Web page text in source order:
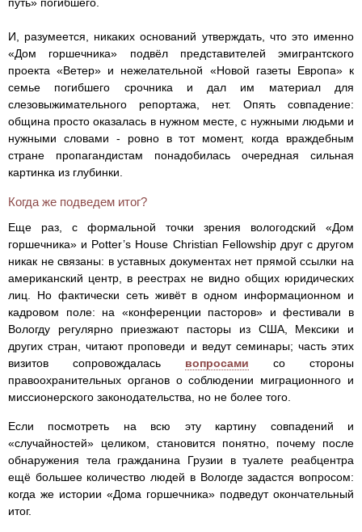
И, разумеется, никаких оснований утверждать, что это именно
«Дом горшечника» подвёл представителей эмигрантского
проекта «Ветер» и нежелательной «Новой газеты Европа» к
семье погибшего срочника и дал им материал для
слезовыжимательного репортажа, нет. Опять совпадение:
община просто оказалась в нужном месте, с нужными людьми и
нужными словами - ровно в тот момент, когда враждебным
стране пропагандистам понадобилась очередная сильная
картинка из глубинки.
Когда же подведем итог?
Еще раз, с формальной точки зрения вологодский «Дом
горшечника» и Potter’s House Christian Fellowship друг с другом
никак не связаны: в уставных документах нет прямой ссылки на
американский центр, в реестрах не видно общих юридических
лиц. Но фактически сеть живёт в одном информационном и
кадровом поле: на «конференции пасторов» и фестивали в
Вологду регулярно приезжают пасторы из США, Мексики и
других стран, читают проповеди и ведут семинары; часть этих
визитов сопровождалась вопросами со стороны
правоохранительных органов о соблюдении миграционного и
миссионерского законодательства, но не более того.
Если посмотреть на всю эту картину совпадений и
«случайностей» целиком, становится понятно, почему после
обнаружения тела гражданина Грузии в туалете реабцентра
ещё большее количество людей в Вологде задастся вопросом:
когда же истории «Дома горшечника» подведут окончательный
итог.